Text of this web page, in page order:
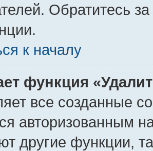
Обратитесь
к началу
функция
все созданные
авторизованным
другие функции,